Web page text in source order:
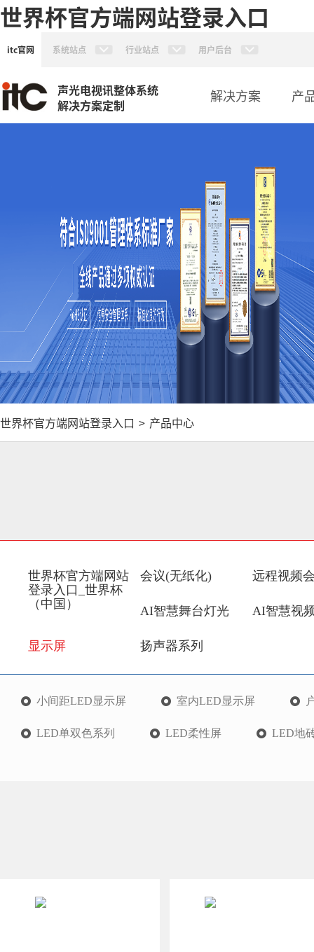
世界杯官方端网站登录入口
itc官网 系统站点 行业站点 用户后台
声光电视讯整体系统
解决方案定制
解决方案 产
世界杯官方端网站登录入口 > 产品中心
世界杯官方端网站
登录入口_世界杯
（中国）
会议(无纸化) 远程视频
AI智慧舞台灯光 AI智慧视
显示屏 扬声器系列
小间距LED显示屏 室内LED显示屏
LED单双色系列 LED柔性屏 LED地